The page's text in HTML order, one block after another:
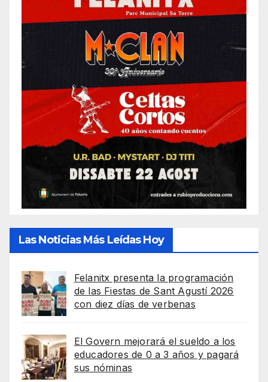
Las Noticias Más Leídas Hoy
Felanitx presenta la programación
de las Fiestas de Sant Agustí 2026
con diez días de verbenas
El Govern mejorará el sueldo a los
educadores de 0 a 3 años y pagará
sus nóminas